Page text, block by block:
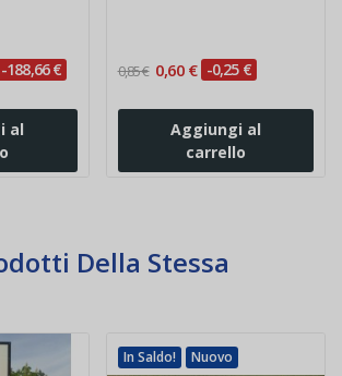
-188,66 €
al
0,85 € 0,60 € -0,25 €
Aggiungi al
carrello
Della Stessa
In Saldo! Nuovo